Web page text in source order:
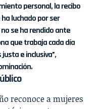
personal, la recibo
luchado por ser
se ha rendido ante
que trabaja cada día
e inclusiva”,
reconoce a mujeres